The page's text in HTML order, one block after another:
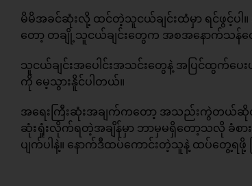
မိမိအခင်ဆုံးလို့ ထင်တဲ့သူငယ်ချင်းထံမှာ ရင်ဖွင့်ပ
တော့ တချို့သူငယ်ချင်းတွေက အစအနောက်သန်တေ
သူငယ်ချင်းအပေါင်းအသင်းတွေနဲ့ အပြင်ထွက်ပေး
ကို မေ့သွားနိူင်ပါတယ်။
အရေးကြီးဆုံးအချက်ကတော့ အသည်းကွဲတယ်ဆိုတ
ဆုံးရှုံးလိုက်ရတဲ့အချိန်မှာ ဘာမှမရှိတော့သလို ခံစ
ပျက်ပါနဲ့။ နောက်ဒီထပ်ကောင်းတဲ့သူနဲ့ ထပ်တွေ့ရဖို့